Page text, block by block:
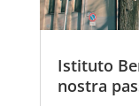
Istituto
nostra